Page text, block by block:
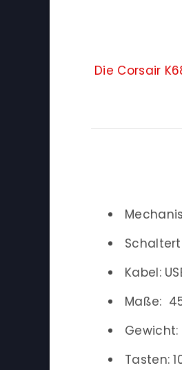
Die Corsair
Kabel:
Maße:
Gewicht:
Tasten: